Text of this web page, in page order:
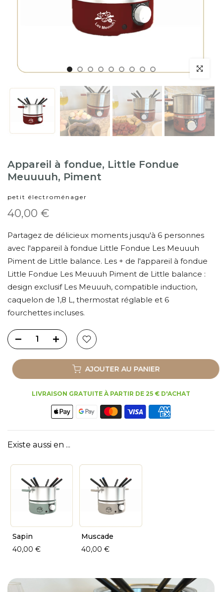
Appareil à fondue, Little Fondue
Meuuuuh, Piment
petit électroménager
40,00 €
Partagez de délicieux moments jusqu'à 6 personnes
avec l'appareil à fondue Little Fondue Les Meuuuh
Piment de Little balance. Les + de l'appareil à fondue
Little Fondue Les Meuuuh Piment de Little balance :
design exclusif Les Meuuuh, compatible induction,
caquelon de 1,8 L, thermostat réglable et 6
fourchettes incluses.
AJOUTER AU PANIER
LIVRAISON GRATUITE À PARTIR DE 25 € D'ACHAT
Existe aussi en ...
Sapin
40,00 €
Muscade
40,00 €